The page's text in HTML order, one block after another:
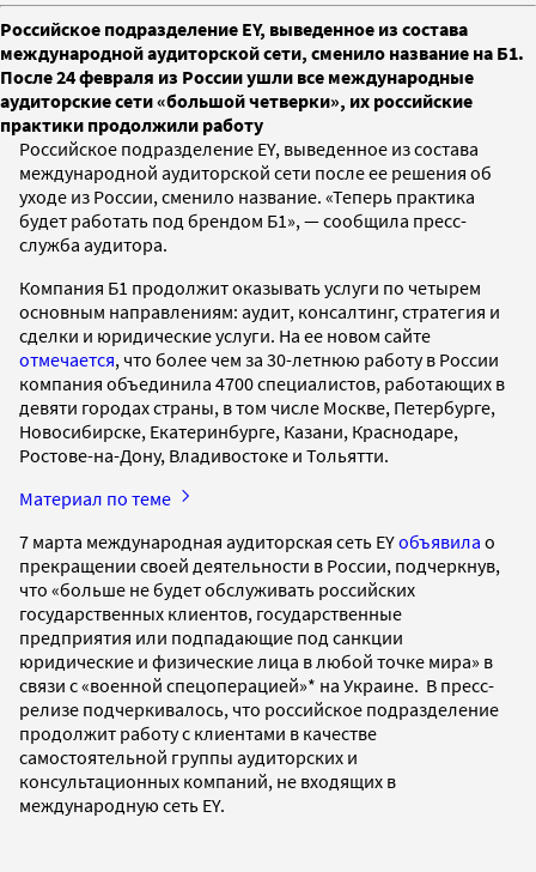
Российское подразделение EY, выведенное из состава
международной аудиторской сети, сменило название на Б1.
После 24 февраля из России ушли все международные
аудиторские сети «большой четверки», их российские
практики продолжили работу
Российское подразделение EY, выведенное из состава
международной аудиторской сети после ее решения об
уходе из России, сменило название. «Теперь практика
будет работать под брендом Б1», — сообщила пресс-
служба аудитора.
Компания Б1 продолжит оказывать услуги по четырем
основным направлениям: аудит, консалтинг, стратегия и
сделки и юридические услуги. На ее новом сайте
отмечается, что более чем за 30-летнюю работу в России
компания объединила 4700 специалистов, работающих в
девяти городах страны, в том числе Москве, Петербурге,
Новосибирске, Екатеринбурге, Казани, Краснодаре,
Ростове-на-Дону, Владивостоке и Тольятти.
Материал по теме
7 марта международная аудиторская сеть EYобъявила о
прекращении своей деятельности в России, подчеркнув,
что «больше не будет обслуживать российских
государственных клиентов, государственные
предприятия или подпадающие под санкции
юридические и физические лица в любой точке мира» в
связи с «военной спецоперацией»* на Украине. В пресс-
релизе подчеркивалось, что российское подразделение
продолжит работу с клиентами в качестве
самостоятельной группы аудиторских и
консультационных компаний, не входящих в
международную сеть EY.